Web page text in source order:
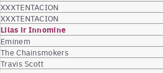
XXXTENTACION
XXXTENTACION
Lilas ir Innomine
Eminem
The Chainsmokers
Travis Scott